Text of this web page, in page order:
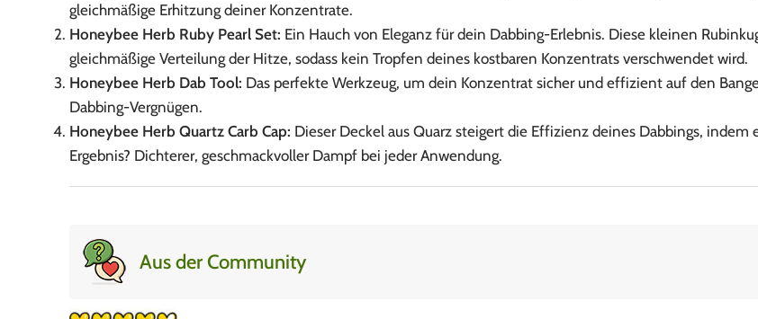
gleichmäßige Erhitzung deiner Konzentrate.
Honeybee Herb Ruby Pearl Set: Ein Hauch von Eleganz für dein Dabbing-Erlebnis. Diese kleinen
gleichmäßige Verteilung der Hitze, sodass kein Tropfen deines kostbaren Konzentrats verschwendet wird.
Honeybee Herb Dab Tool: Das perfekte Werkzeug, um dein Konzentrat sicher und effizient auf den
Dabbing-Vergnügen.
Honeybee Herb Quartz Carb Cap: Dieser Deckel aus Quarz steigert die Effizienz deines Dabbings,
Ergebnis? Dichterer, geschmackvoller Dampf bei jeder Anwendung.
Aus der Community